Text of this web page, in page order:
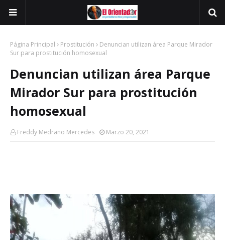
Página Principal Prostitución
Denuncian utilizan área Parque Mirador
Sur para prostitución homosexual
Denuncian utilizan área Parque
Mirador Sur para prostitución
homosexual
Freddy Medrano Mercedes Marzo 20, 2021